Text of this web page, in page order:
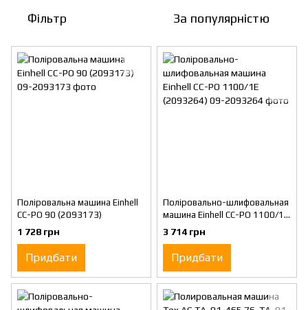
Фільтр За популярністю
Поліровальна машина Einhell
CC-PO 90 (2093173)
1 728 грн
Придбати
Поліровально-шлифовальная
машина Einhell CC-PO 1100/1E
(2093264)
3 714 грн
Придбати